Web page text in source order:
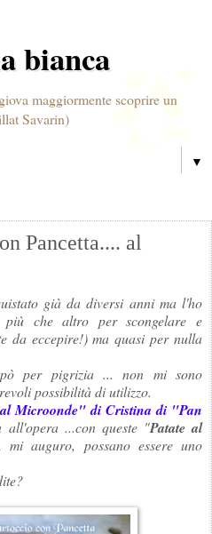
bianca
maggiormente scoprire un
Savarin)
▼
Pancetta.... al
già da diversi anni ma l'ho
che altro per scongelare e
da eccepire!) ma quasi per nulla
per pigrizia ... non mi sono
possibilità di utilizzo.
Microonde" di Cristina di "Pan
all'opera ...con queste "Patate al
mi auguro, possano essere uno